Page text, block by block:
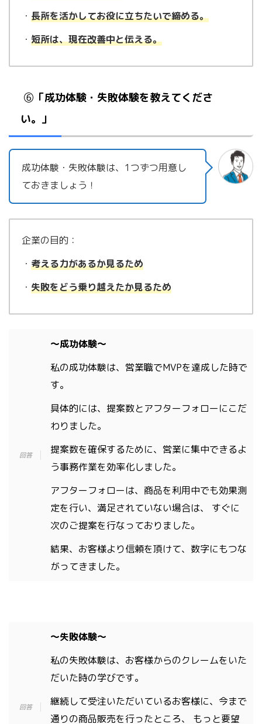
・ 長所を活かしてお役に立ちたいで締める。
・ 短所は、現在改善中と伝える。
⑥ 「成功体験・失敗体験を教えてくださ
い。」
成功体験・失敗体験は、1つずつ用意し
ておきましょう！
企業の目的：
・ 考える力があるか見るため
・ 失敗をどう乗り越えたか見るため
〜成功体験〜
私の成功体験は、営業職でMVPを達成した時で
す。
具体的には、提案数とアフターフォローにこだ
わりました。
提案数を確保するために、営業に集中できるよ
う事務作業を効率化しました。
アフターフォローは、商品を利用中でも効果測
定を行い、満足されていない場合は、 すぐに
次のご提案を行なっておりました。
結果、お客様より信頼を頂けて、数字にもつな
がってきました。
〜失敗体験〜
私の失敗体験は、お客様からのクレームをいた
だいた時の学びです。
継続して受注いただいているお客様に、今まで
通りの商品販売を行ったところ、 もっと要望